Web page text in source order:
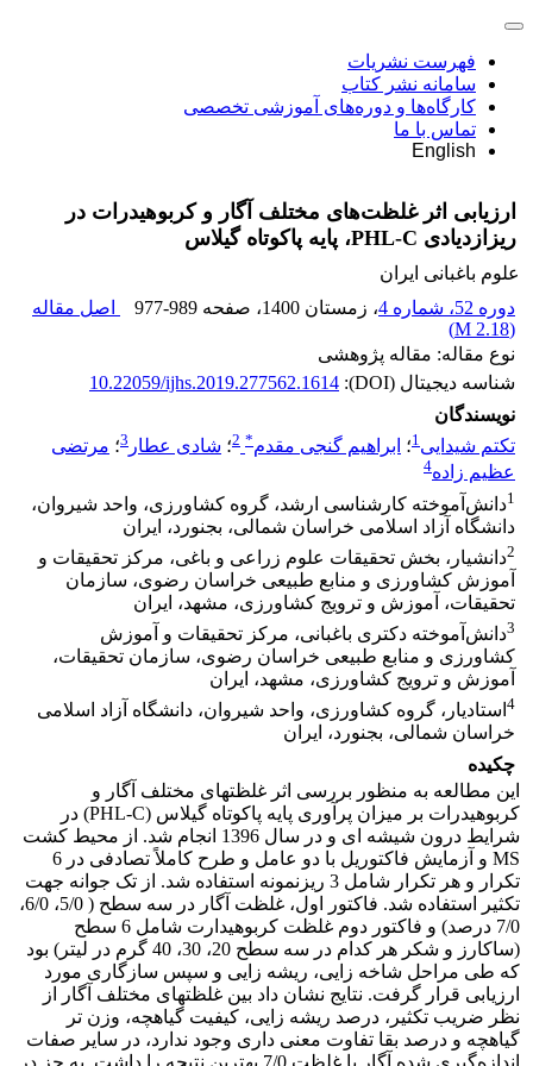
فهرست نشریات
سامانه نشر کتاب
کارگاه‌ها و دوره‌های آموزشی تخصصی
تماس با ما
English
ارزیابی اثر غلظت‌های مختلف آگار و کربوهیدرات در
ریزازدیادی ‏PHL-C، پایه پاکوتاه گیلاس
علوم باغبانی ایران
دوره 52، شماره 4
، زمستان 1400 ، صفحه 977-989
اصل مقاله
(
2.18 M
)
نوع مقاله: مقاله پژوهشی
شناسه دیجیتال (DOI):
10.22059/ijhs.2019.277562.1614
نویسندگان
تکتم شیدایی1؛ ابراهیم گنجی مقدم*
2؛ شادی عطار 3؛ مرتضی
عظیم زاده4
1دانش‌آموخته کارشناسی ارشد، گروه کشاورزی، واحد شیروان،
دانشگاه آزاد اسلامی خراسان شمالی، بجنورد، ایران
2دانشیار، بخش تحقیقات علوم زراعی و باغی، مرکز تحقیقات و
آموزش کشاورزی و منابع طبیعی خراسان رضوی، سازمان
‏تحقیقات، آموزش و ترویج کشاورزی، مشهد، ایران
3دانش‌آموخته دکتری باغبانی، مرکز تحقیقات و آموزش
کشاورزی و منابع طبیعی خراسان رضوی، سازمان تحقیقات،
آموزش و ‏ترویج کشاورزی، مشهد، ایران
4 استادیار، گروه کشاورزی، واحد شیروان، دانشگاه آزاد اسلامی
خراسان شمالی، بجنورد، ایران
چکیده
این مطالعه به منظور بررسی اثر غلظتهای مختلف آگار و
کربوهیدرات بر میزان پرآوری پایه پاکوتاه گیلاس (PHL-C) در
شرایط درون شیشه ای و در سال 1396 انجام شد. از محیط کشت
MS و آزمایش فاکتوریل با دو عامل و طرح کاملاً تصادفی در 6
تکرار و هر تکرار شامل 3 ریزنمونه استفاده شد. از تک جوانه جهت
تکثیر استفاده شد. فاکتور اول، غلظت آگار در سه سطح ( 5/0، 6/0،
7/0 درصد) و فاکتور دوم غلظت کربوهیدارت شامل 6 سطح
(ساکارز و شکر هر کدام در سه سطح 20، 30، 40 گرم در لیتر) بود
که طی مراحل شاخه زایی، ریشه زایی و سپس سازگاری مورد
ارزیابی قرار گرفت. نتایج نشان داد بین غلظتهای مختلف آگار از
نظر ضریب تکثیر، درصد ریشه زایی، کیفیت گیاهچه، وزن تر
گیاهچه و درصد بقا تفاوت معنی داری وجود ندارد، در سایر صفات
اندازه‌گیری شده آگار با غلظت 7/0 بهترین نتیجه را داشت. به جز در